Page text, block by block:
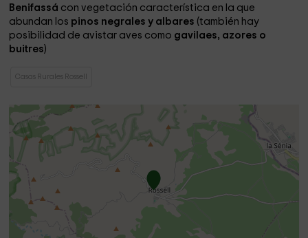
Benifassá con vegetación característica en la que
abundan los pinos negrales y albares (también hay
posibilidad de avistar aves como gavilaes, azores o
buitres)
Casas Rurales Rossell